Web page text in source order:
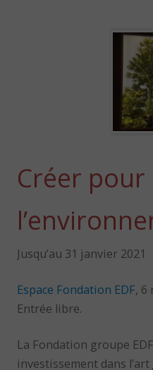
Créer pour
Jusqu’au 31 janvier 2021
Espace Fondation EDF, 6
Entrée libre.
La Fondation groupe
investissement dans l’art